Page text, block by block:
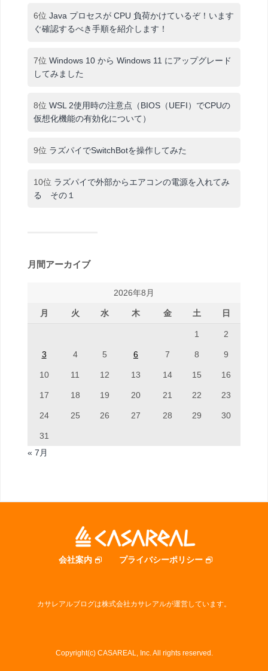
6位 Java プロセスが CPU 負荷かけているぞ！います
ぐ確認するべき手順を紹介します！
7位 Windows 10 から Windows 11 にアップグレード
してみました
8位 WSL 2使用時の注意点（BIOS（UEFI）でCPUの
仮想化機能の有効化について）
9位 ラズパイでSwitchBotを操作してみた
10位 ラズパイで外部からエアコンの電源を入れてみ
る その１
月間アーカイブ
2026年8月
月 火 水 木 金 土 日
1 2
3 4 5 6 7 8 9
10 11 12 13 14 15 16
17 18 19 20 21 22 23
24 25 26 27 28 29 30
31
« 7月
会社案内 プライバシーポリシー
カサレアルブログは株式会社カサレアルが運営しています。
Copyright(c) CASAREAL, Inc. All rights reserved.